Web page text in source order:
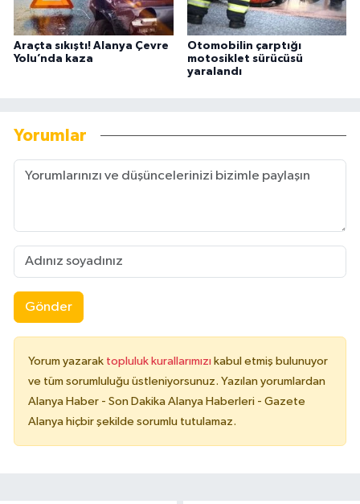
Araçta sıkıştı! Alanya Çevre
Yolu’nda kaza
Otomobilin çarptığı
motosiklet sürücüsü
yaralandı
Yorumlar
Gönder
Yorum yazarak topluluk kurallarımızı kabul etmiş bulunuyor
ve tüm sorumluluğu üstleniyorsunuz. Yazılan yorumlardan
Alanya Haber - Son Dakika Alanya Haberleri - Gazete
Alanya hiçbir şekilde sorumlu tutulamaz.